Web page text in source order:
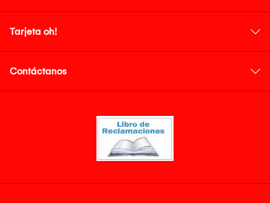
Tarjeta oh!
Contáctanos